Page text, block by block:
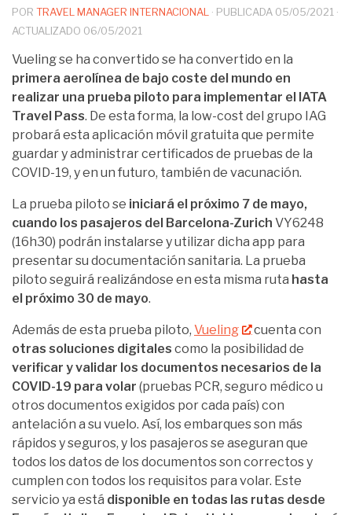
POR TRAVEL MANAGER INTERNACIONAL · PUBLICADA 05/05/2021 ·
ACTUALIZADO 06/05/2021
Vueling se ha convertido se ha convertido en la
primera aerolínea de bajo coste del mundo en
realizar una prueba piloto para implementar el IATA
Travel Pass. De esta forma, la low-cost del grupo IAG
probará esta aplicación móvil gratuita que permite
guardar y administrar certificados de pruebas de la
COVID-19, y en un futuro, también de vacunación.
La prueba piloto se iniciará el próximo 7 de mayo,
cuando los pasajeros del Barcelona-Zurich VY6248
(16h30) podrán instalarse y utilizar dicha app para
presentar su documentación sanitaria. La prueba
piloto seguirá realizándose en esta misma ruta hasta
el próximo 30 de mayo.
Además de esta prueba piloto, Vueling
cuenta con
otras soluciones digitales como la posibilidad de
verificar y validar los documentos necesarios de la
COVID-19 para volar (pruebas PCR, seguro médico u
otros documentos exigidos por cada país) con
antelación a su vuelo. Así, los embarques son más
rápidos y seguros, y los pasajeros se aseguran que
todos los datos de los documentos son correctos y
cumplen con todos los requisitos para volar. Este
servicio ya está disponible en todas las rutas desde